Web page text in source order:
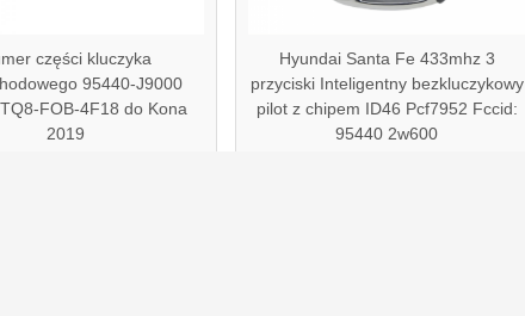
części kluczyka
95440-J9000
FOB-4F18 do Kona
2019
Hyundai Santa Fe 433mhz 3
przyciski Inteligentny bezkluczykowy
pilot z chipem ID46 Pcf7952 Fccid:
95440 2w600